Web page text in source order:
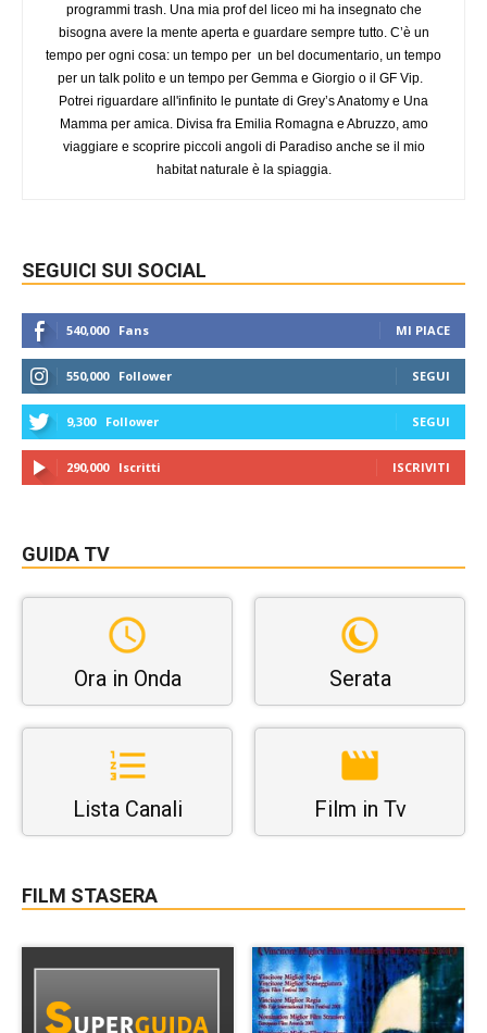
programmi trash. Una mia prof del liceo mi ha insegnato che
bisogna avere la mente aperta e guardare sempre tutto. C’è un
tempo per ogni cosa: un tempo per un bel documentario, un tempo
per un talk polito e un tempo per Gemma e Giorgio o il GF Vip.
Potrei riguardare all'infinito le puntate di Grey’s Anatomy e Una
Mamma per amica. Divisa fra Emilia Romagna e Abruzzo, amo
viaggiare e scoprire piccoli angoli di Paradiso anche se il mio
habitat naturale è la spiaggia.
SEGUICI SUI SOCIAL
540,000 Fans MI PIACE
550,000 Follower SEGUI
9,300 Follower SEGUI
290,000 Iscritti ISCRIVITI
GUIDA TV
Ora in Onda Serata
Lista Canali Film in Tv
FILM STASERA